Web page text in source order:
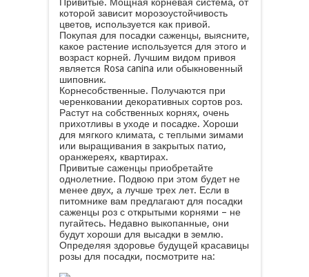
Привитые. Мощная корневая система, от
которой зависит морозоустойчивость
цветов, используется как привой.
Покупая для посадки саженцы, выясните,
какое растение используется для этого и
возраст корней. Лучшим видом привоя
является Rosa canina или обыкновенный
шиповник.
Корнесобственные. Получаются при
черенковании декоративных сортов роз.
Растут на собственных корнях, очень
прихотливы в уходе и посадке. Хороши
для мягкого климата, с теплыми зимами
или выращивания в закрытых патио,
оранжереях, квартирах.
Привитые саженцы приобретайте
однолетние. Подвою при этом будет не
менее двух, а лучше трех лет. Если в
питомнике вам предлагают для посадки
саженцы роз с открытыми корнями – не
пугайтесь. Недавно выкопанные, они
будут хороши для высадки в землю.
Определяя здоровье будущей красавицы
розы для посадки, посмотрите на: